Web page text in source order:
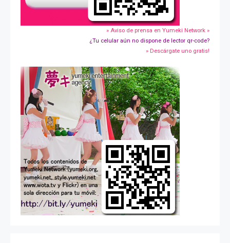
» Aviso de prensa en Yumeki Network »
¿Tu celular aún no dispone de lector qr-code?
» Descárgate uno gratis!